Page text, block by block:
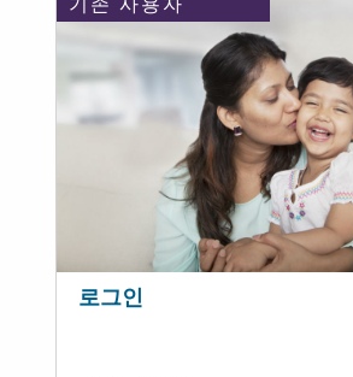
기존 사용자
로그인